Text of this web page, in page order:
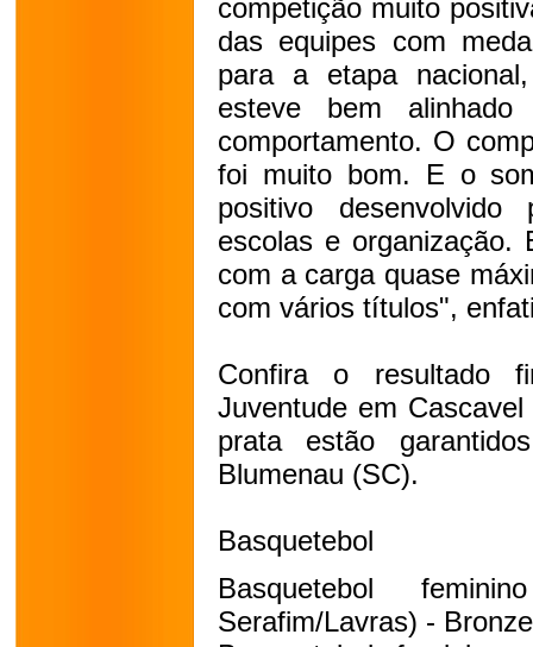
competição muito
das equipes com
para a etapa
esteve bem
comportamento. O
foi muito bom. E o
positivo desenvolvido
escolas e organização.
com a carga quase
com vários títulos",
Confira o resultado
Juventude em
prata estão
Blumenau (SC).
Basquetebol
Basquetebol
Serafim/Lavras) - Bronze